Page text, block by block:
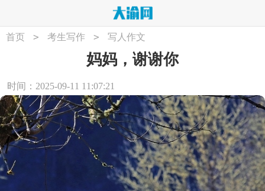
首页 > 考生写作 > 写人作文
妈妈，谢谢你
时间：2025-09-11 11:07:21